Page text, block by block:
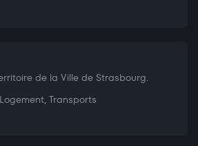
de la Ville de Strasbourg.
Transports